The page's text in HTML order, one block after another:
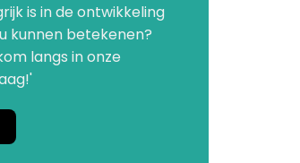
is in de ontwikkeling
kunnen betekenen?
langs in onze